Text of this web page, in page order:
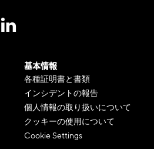
基本情報
各種証明書と書類
インシデントの報告
個人情報の取り扱いについて
クッキーの使用について
Cookie Settings